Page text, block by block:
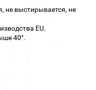
не выстирывается, не
EU.
40°.